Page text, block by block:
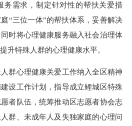
务需求，制定针对性的帮扶关爱措
“三位一体”的帮扶体系，妥善解决
时将心理健康服务融入社会治理体
升特殊人群的心理健康水平。
心理健康关爱工作纳入全区精神
设工作计划，指导成立鲤城区特殊
者队伍，统筹推动区志愿者协会志
群、未成年人及失独家庭的心理问